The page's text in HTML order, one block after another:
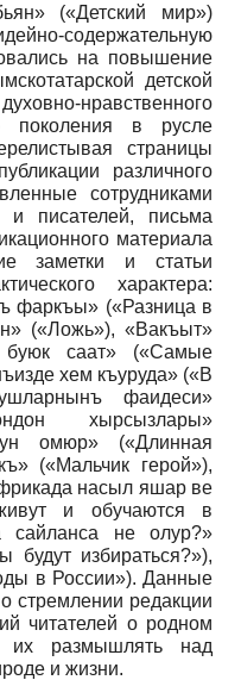
(«Детский мир»)
на повышение
детской
нравственного
поколения в русле
страницы
различного
сотрудниками
и писателей, письма
материала
заметки и статьи
характера:
фаркъы» («Разница в
(«Ложь»), «Вакъыт»
саат» («Самые
хем къуруда» («В
фаидеси»
хырсызлары»
омюр» («Длинная
(«Мальчик герой»),
насыл яшар ве
и обучаются в
сайланса не олур?»
избираться?»),
в России»). Данные
стремлении редакции
читателей о родном
размышлять над
и жизни.